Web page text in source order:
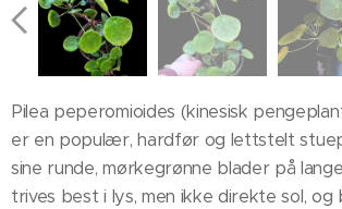
Pilea peperomioides (kinesisk
er en populær, hardfør og lettstelt
sine runde, mørkegrønne blader på
trives best i lys, men ikke direkte sol,